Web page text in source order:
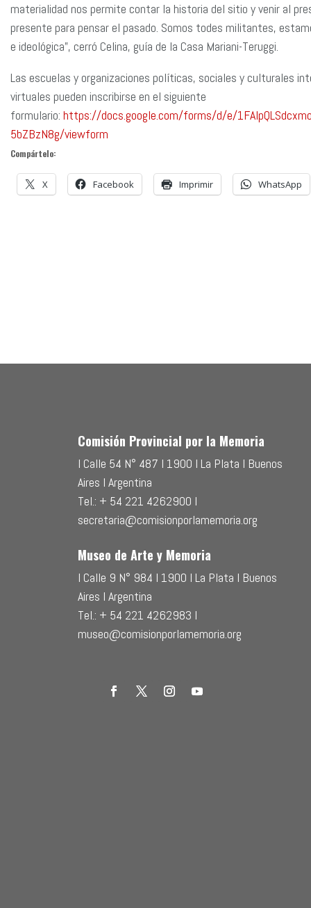
materialidad nos permite contar la historia del sitio y venir al
presente para pensar el pasado. Somos todes militantes,
e ideológica”, cerró Celina, guía de la Casa Mariani-Teruggi.
Las escuelas y organizaciones políticas, sociales y culturales
virtuales pueden inscribirse en el siguiente
formulario: https://docs.google.com/forms/d/e/
5bZBzN8g/viewform
Compártelo:
X Facebook Imprimir WhatsApp
Comisión Provincial por la Memoria
l Calle 54 N° 487 l 1900 l La Plata l Buenos
Aires l Argentina
Tel.: + 54 221 4262900 l
secretaria@comisionporlamemoria.org
Museo de Arte y Memoria
l Calle 9 N° 984 l 1900 l La Plata l Buenos
Aires l Argentina
Tel.: + 54 221 4262983 l
museo@comisionporlamemoria.org